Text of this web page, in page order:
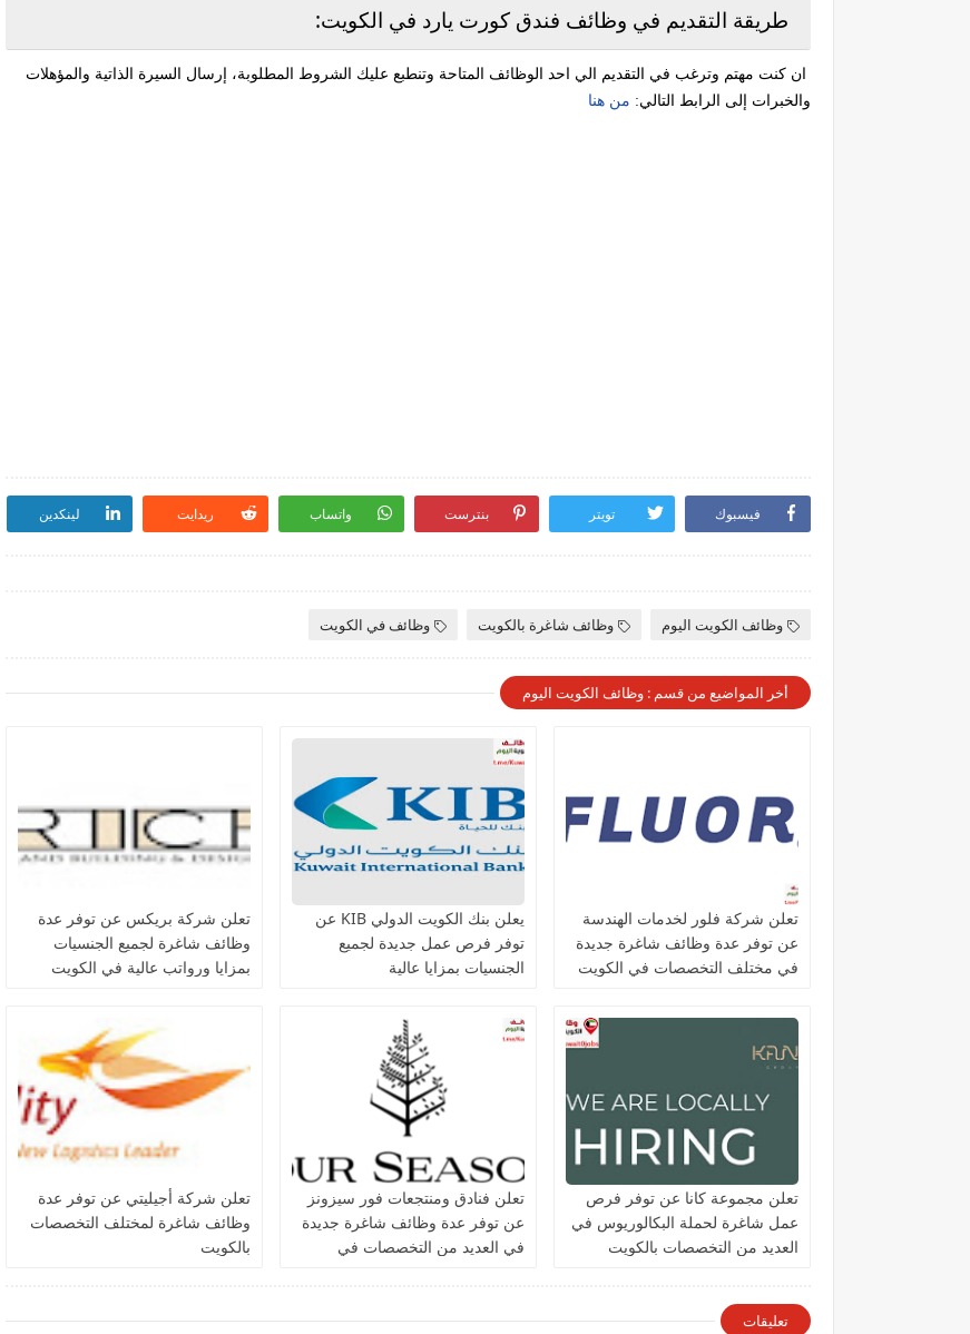
طريقة التقديم في وظائف فندق كورت يارد في الكويت:
ان كنت مهتم وترغب في التقديم الي احد الوظائف المتاحة وتنطبع عليك الشروط المطلوبة، إرسال السيرة الذاتية والمؤهلات
والخبرات إلى الرابط التالي: من هنا
فيسبوك تويتر بنترست واتساب ريدايت لينكدين
وظائف الكويت اليوم وظائف شاغرة بالكويت وظائف في الكويت
أخر المواضيع من قسم : وظائف الكويت اليوم
تعلن شركة فلور لخدمات الهندسة
عن توفر عدة وظائف شاغرة جديدة
في مختلف التخصصات في الكويت
يعلن بنك الكويت الدولي KIB عن
توفر فرص عمل جديدة لجميع
الجنسيات بمزايا عالية
تعلن شركة بريكس عن توفر عدة
وظائف شاغرة لجميع الجنسيات
بمزايا ورواتب عالية في الكويت
تعلن مجموعة كانا عن توفر فرص
عمل شاغرة لحملة البكالوريوس في
العديد من التخصصات بالكويت
تعلن فنادق ومنتجعات فور سيزونز‏
عن توفر عدة وظائف شاغرة جديدة
في العديد من التخصصات في
تعلن شركة أجيليتي عن توفر عدة
وظائف شاغرة لمختلف التخصصات
بالكويت
تعليقات